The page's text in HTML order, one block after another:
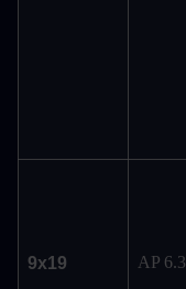
9x19 AP 6.3